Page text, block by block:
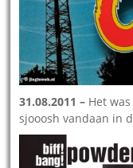
31.08.2011 – Het
sjooosh vandaan in